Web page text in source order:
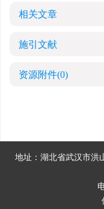
相关文章
施引文献
资源附件(0)
地址：湖北省武汉市洪